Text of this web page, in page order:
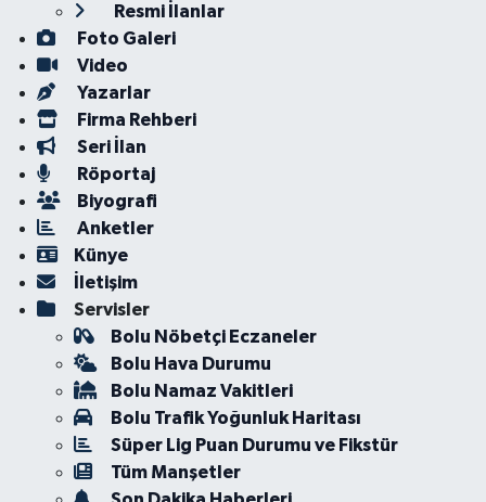
Resmi İlanlar
Foto Galeri
Video
Yazarlar
Firma Rehberi
Seri İlan
Röportaj
Biyografi
Anketler
Künye
İletişim
Servisler
Bolu Nöbetçi Eczaneler
Bolu Hava Durumu
Bolu Namaz Vakitleri
Bolu Trafik Yoğunluk Haritası
Süper Lig Puan Durumu ve Fikstür
Tüm Manşetler